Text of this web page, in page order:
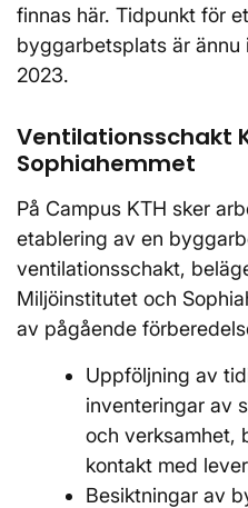
finnas här. Tidpunkt för
byggarbetsplats är
2023.
Ventilationsschakt
Sophiahemmet
På Campus KTH sker
etablering av en
ventilationsschakt,
Miljöinstitutet och
av pågående
Uppföljning av
inventeringar av
och verksamhet,
kontakt med
Besiktningar av